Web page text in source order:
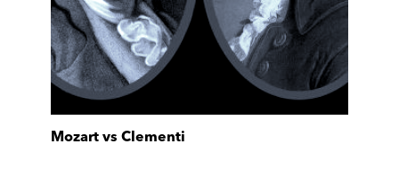
Mozart vs Clementi